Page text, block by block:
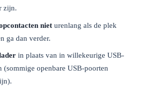
zijn.
niet urenlang als de plek
ga dan verder.
in plaats van in willekeurige USB-
(sommige openbare USB-poorten